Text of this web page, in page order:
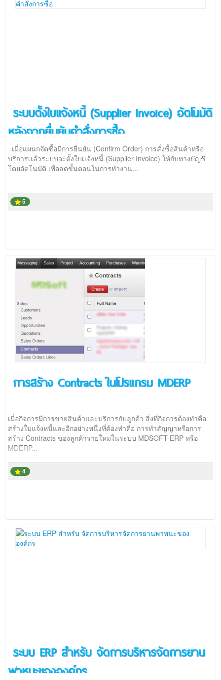
ระบบตั้งใบเเจ้งหนี้ (Supplier Invoice) อัตโนมัติ
หลังจากยื่นยันคำสั่งการซื้อ
เมื่อแผนกจัดซื้อมีการยื่นยัน (Confirm Order) การสั่งซื้อสินค้าหรือ
บริการเเล้วระบบจะตั้งใบเเจ้งหนี้ (Supplier Invoice) ให้กับทางบัญชี
โดยอัตโนมัติ เพื่อลดขั้นตอนในการทำงาน...
5
การสร้าง Contracts ในโปรแกรม MDERP
เมื่อกิจการมีการขายสินค้าและบริการกับลูกค้า สิ่งที่กิจการต้องทำคือ
สร้างใบแจ้งหนี้และอีกอย่างหนึ่งที่ต้องทำคือ การทำสัญญาหรือการ
สร้าง Contracts ของลูกค้ารายใหม่ในระบบ MDSOFT ERP หรือ
MDERP...
4
ระบบ ERP สำหรับ จัดการบริหารจัดการยาน
พาหนะขององค์กร